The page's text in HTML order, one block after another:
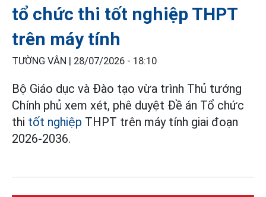
tổ chức thi tốt nghiệp THPT
trên máy tính
TƯỜNG VÂN | 28/07/2026 - 18:10
Bộ Giáo dục và Đào tạo vừa trình Thủ tướng
Chính phủ xem xét, phê duyệt Đề án Tổ chức
thi tốt nghiệp THPT trên máy tính giai đoạn
2026-2036.